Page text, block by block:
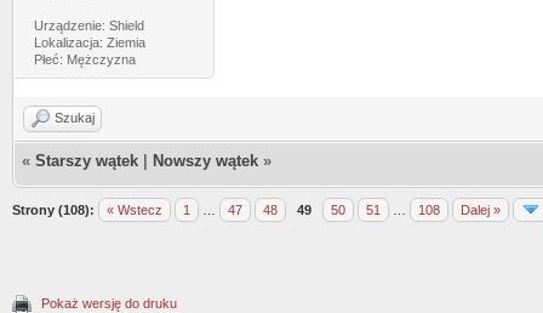
Urządzenie: Shield
Lokalizacja: Ziemia
Płeć: Mężczyzna
Szukaj
« Starszy wątek Nowszy wątek »
Strony (108): « Wstecz 1 47 48 49 50 51 108 Dalej »
Pokaż wersję do druku